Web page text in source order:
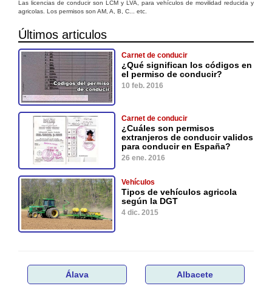
Las licencias de conducir son LCM y LVA, para vehículos de movilidad reducida y
agricolas. Los permisos son AM, A, B, C... etc.
Últimos articulos
Carnet de conducir
¿Qué significan los códigos en
el permiso de conducir?
10 feb. 2016
Carnet de conducir
¿Cuáles son permisos
extranjeros de conducir validos
para conducir en España?
26 ene. 2016
Vehículos
Tipos de vehículos agricola
según la DGT
4 dic. 2015
Álava Albacete